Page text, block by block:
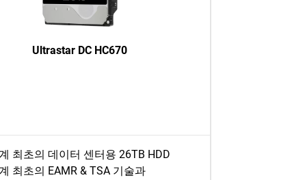
Ultrastar DC HC670
최초의 데이터 센터용 26TB HDD
최초의 EAMR & TSA 기술과